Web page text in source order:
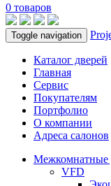
0 товаров
Toggle navigation
Каталог дверей
Главная
Сервис
Покупателям
Портфолио
О компании
Адреса салонов
Межкомнатные
VFD